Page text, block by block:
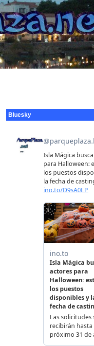
Bluesky